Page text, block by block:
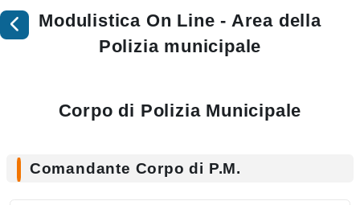
Modulistica On Line - Area della
Polizia municipale
Corpo di Polizia Municipale
Comandante Corpo di P.M.